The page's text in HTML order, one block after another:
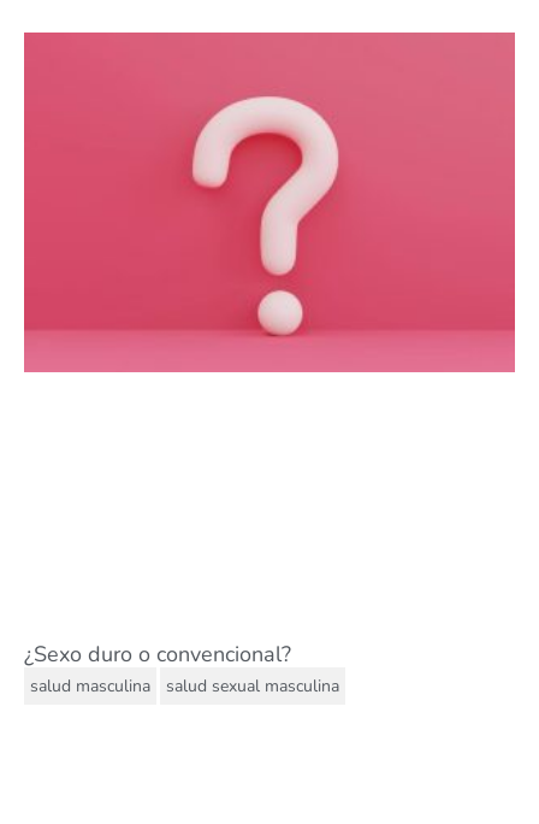
¿Sexo duro o convencional?
salud masculina salud sexual masculina